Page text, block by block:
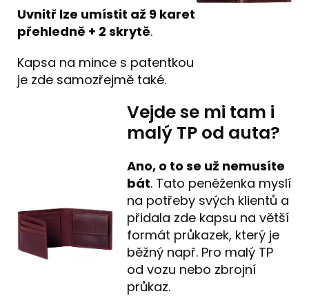
Uvnitř lze umístit až 9 karet
přehledně + 2 skrytě.
Kapsa na mince s patentkou
je zde samozřejmě také.
Vejde se mi tam i
malý TP od auta?
Ano, o to se už nemusíte
bát. Tato peněženka myslí
na potřeby svých klientů a
přidala zde kapsu na větší
formát průkazek, který je
běžný např. Pro malý TP
od vozu nebo zbrojní
průkaz.